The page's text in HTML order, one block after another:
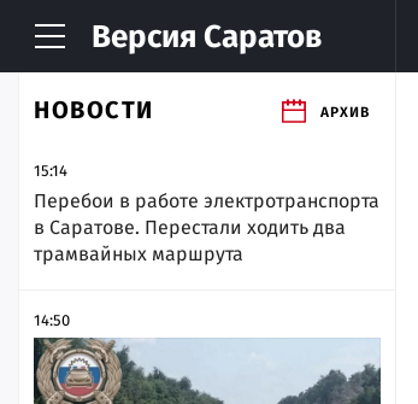
Версия Саратов
НОВОСТИ АРХИВ
15:14
Перебои в работе электротранспорта
в Саратове. Перестали ходить два
трамвайных маршрута
14:50